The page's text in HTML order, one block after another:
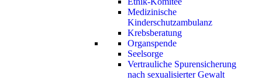
Medizinische
Kinderschutzambulanz
Krebsberatung
Organspende
Seelsorge
Vertrauliche Spurensicherung
nach sexualisierter Gewalt